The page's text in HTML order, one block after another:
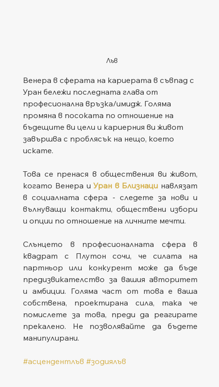
Лъв
Венера в сферата на кариерата в съвпад с
Уран бележи последната глава от
професионална връзка/имидж. Голяма
промяна в посоката по отношение на
бъдещите ви цели и кариерния ви живот
завършва с проблясък на нещо, което
искате.
Това се пренася в обществения ви живот,
когато Венера и Уран в Близнаци навлязат
в социалната сфера - следете за нови и
вълнуващи контакти, обществени избори
и опции по отношение на личните мечти.
Слънцето в професионалната сфера в
квадрат с Плутон сочи, че силата на
партньор или конкурент може да бъде
предизвикателство за вашия авторитет
и амбиции. Голяма част от това е ваша
собствена, проектирана сила, така че
помислете за това, преди да реагирате
прекалено. Не позволявайте да бъдете
манипулирани.
#асцендентлъв #зодиялъв